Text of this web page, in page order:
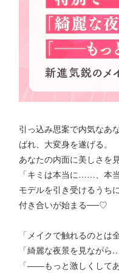
引っ込み思案で内気なあ
ばれ、大変身を遂げる。
あなたの内面に美しさを
「キミは本当に……、本
モデルを引き受けるうち
付き合いが始まる──♡
「メイクで触れるのと
「綺麗な夜景を見なが
「――もっと激しくして